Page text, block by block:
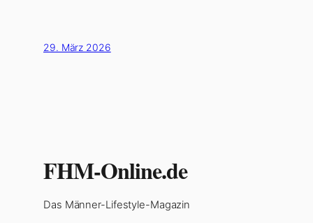
29. März 2026
FHM-Online.de
Das Männer-Lifestyle-Magazin